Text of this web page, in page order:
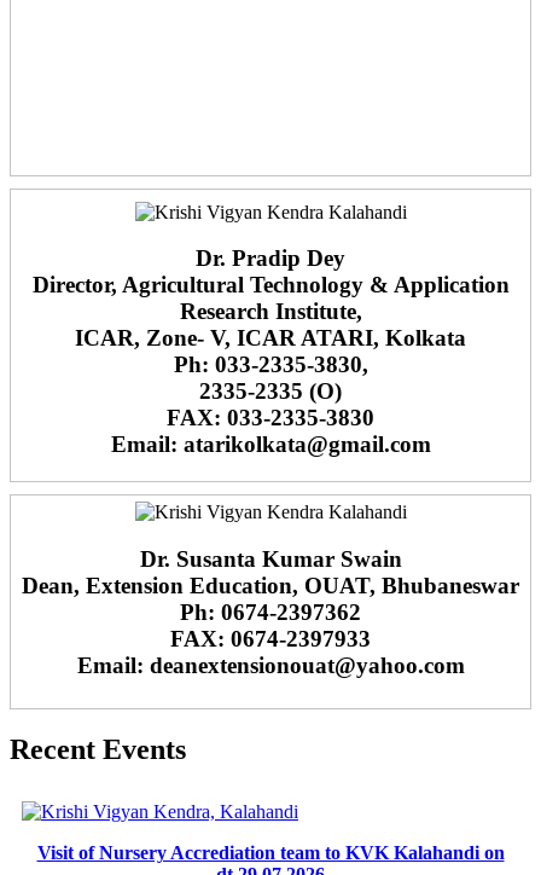
Dr. Pradip Dey
Director, Agricultural Technology & Application
Research Institute,
ICAR, Zone- V, ICAR ATARI, Kolkata
Ph: 033-2335-3830,
2335-2335 (O)
FAX: 033-2335-3830
Email: atarikolkata@gmail.com
Dr. Susanta Kumar Swain
Dean, Extension Education, OUAT, Bhubaneswar
Ph: 0674-2397362
FAX: 0674-2397933
Email: deanextensionouat@yahoo.com
Recent Events
Visit of Nursery Accrediation team to KVK Kalahandi on